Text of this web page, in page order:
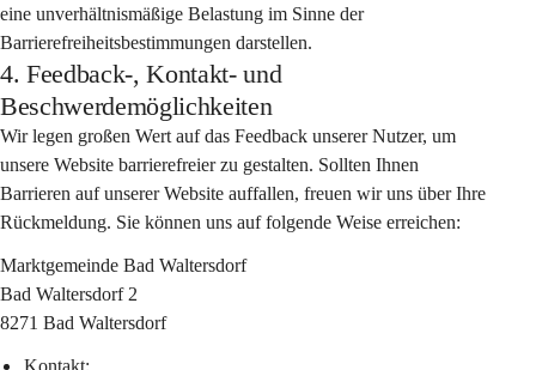
eine unverhältnismäßige Belastung im Sinne der
Barrierefreiheitsbestimmungen darstellen.
4. Feedback-, Kontakt- und
Beschwerdemöglichkeiten
Wir legen großen Wert auf das Feedback unserer Nutzer, um
unsere Website barrierefreier zu gestalten. Sollten Ihnen
Barrieren auf unserer Website auffallen, freuen wir uns über Ihre
Rückmeldung. Sie können uns auf folgende Weise erreichen:
Marktgemeinde Bad Waltersdorf
Bad Waltersdorf 2
8271 Bad Waltersdorf
Kontakt: